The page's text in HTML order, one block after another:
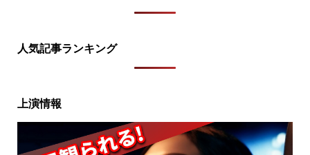
人気記事ランキング
上演情報